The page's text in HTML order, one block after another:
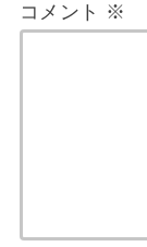
コメント ※